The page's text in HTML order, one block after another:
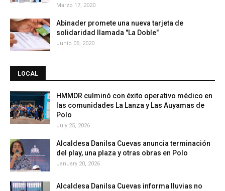
Marzo 17, 2020
Abinader promete una nueva tarjeta de
solidaridad llamada "La Doble"
Junio 05, 2020
LOCAL
HMMDR culminó con éxito operativo médico en
las comunidades La Lanza y Las Auyamas de
Polo
July 25, 2026
Alcaldesa Danilsa Cuevas anuncia terminación
del play, una plaza y otras obras en Polo
January 20, 2026
Alcaldesa Danilsa Cuevas informa lluvias no